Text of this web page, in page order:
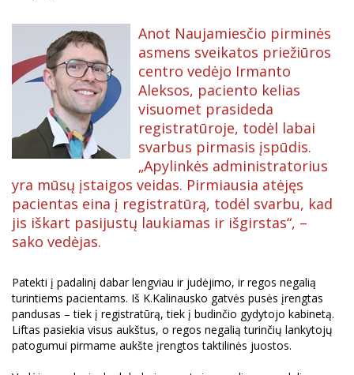
Anot Naujamiesčio pirminės
asmens sveikatos priežiūros
centro vedėjo Irmanto
Aleksos, paciento kelias
visuomet prasideda
registratūroje, todėl labai
svarbus pirmasis įspūdis.
„Apylinkės administratorius
yra mūsų įstaigos veidas. Pirmiausia atėjęs
pacientas eina į registratūrą, todėl svarbu, kad
jis iškart pasijustų laukiamas ir išgirstas“, –
sako vedėjas.
Patekti į padalinį dabar lengviau ir judėjimo, ir regos negalią
turintiems pacientams. Iš K.Kalinausko gatvės pusės įrengtas
pandusas – tiek į registratūrą, tiek į budinčio gydytojo kabinetą.
Liftas pasiekia visus aukštus, o regos negalią turinčių lankytojų
patogumui pirmame aukšte įrengtos taktilinės juostos.